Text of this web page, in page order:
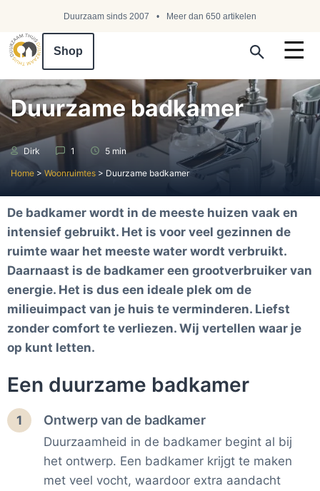
Duurzaam sinds 2007 Meer dan 650 artikelen
Shop
Duurzame badkamer
Dirk 1 5 min
Home > Woonruimtes > Duurzame badkamer
De badkamer wordt in de meeste huizen vaak en
intensief gebruikt. Het is voor veel gezinnen de
ruimte waar het meeste water wordt verbruikt.
Daarnaast is de badkamer een grootverbruiker van
energie. Het is dus een ideale plek om de
milieuimpact van je huis te verminderen. Liefst
zonder comfort te verliezen. Wij vertellen waar je
op kunt letten.
Een duurzame badkamer
1 Ontwerp van de badkamer
Duurzaamheid in de badkamer begint al bij
het ontwerp. Een badkamer krijgt te maken
met veel vocht, waardoor extra aandacht